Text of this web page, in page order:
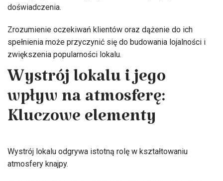
doświadczenia.
Zrozumienie oczekiwań klientów oraz dążenie do ich
spełnienia może przyczynić się do budowania lojalności i
zwiększenia popularności lokalu.
Wystrój lokalu i jego
wpływ na atmosferę:
Kluczowe elementy
Wystrój lokalu odgrywa istotną rolę w kształtowaniu
atmosfery knajpy.